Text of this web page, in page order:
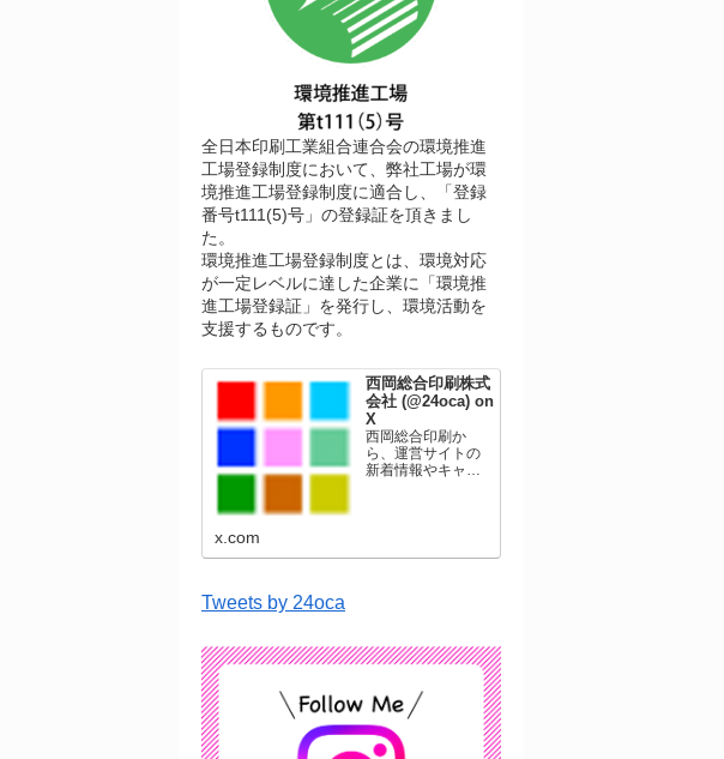
全日本印刷工業組合連合会の環境推進
工場登録制度において、弊社工場が環
境推進工場登録制度に適合し、「登録
番号t111(5)号」の登録証を頂きまし
た。
環境推進工場登録制度とは、環境対応
が一定レベルに達した企業に「環境推
進工場登録証」を発行し、環境活動を
支援するものです。
西岡総合印刷株式
会社 (@24oca) on
X
西岡総合印刷か
ら、運営サイトの
新着情報やキャン
ています。
x.com
Tweets by 24oca